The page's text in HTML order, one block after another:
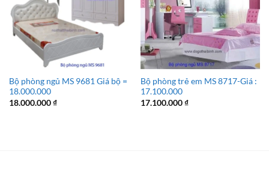
Bộ phòng ngủ MS 9681 Giá bộ =
18.000.000
18.000.000₫
Bộ phòng trẻ em MS 8717-Giá :
17.100.000
17.100.000₫